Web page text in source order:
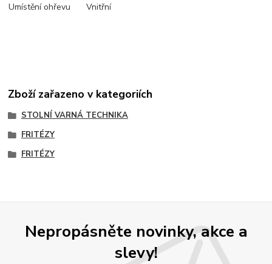
Umístění ohřevu
Vnitřní
Zboží zařazeno v kategoriích
STOLNÍ VARNÁ TECHNIKA
FRITÉZY
FRITÉZY
Nepropásněte novinky, akce a
slevy!